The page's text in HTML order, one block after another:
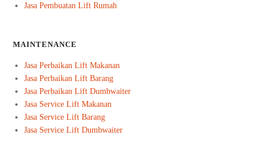
Jasa Pembuatan Lift Rumah
MAINTENANCE
Jasa Perbaikan Lift Makanan
Jasa Perbaikan Lift Barang
Jasa Perbaikan Lift Dumbwaiter
Jasa Service Lift Makanan
Jasa Service Lift Barang
Jasa Service Lift Dumbwaiter